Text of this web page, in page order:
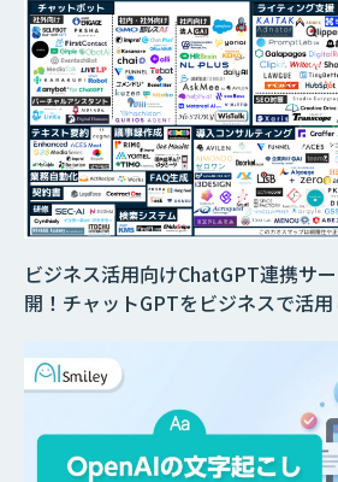
ビジネス活用向けChatGPT連携サ
開！チャットGPTをビジネスで活用